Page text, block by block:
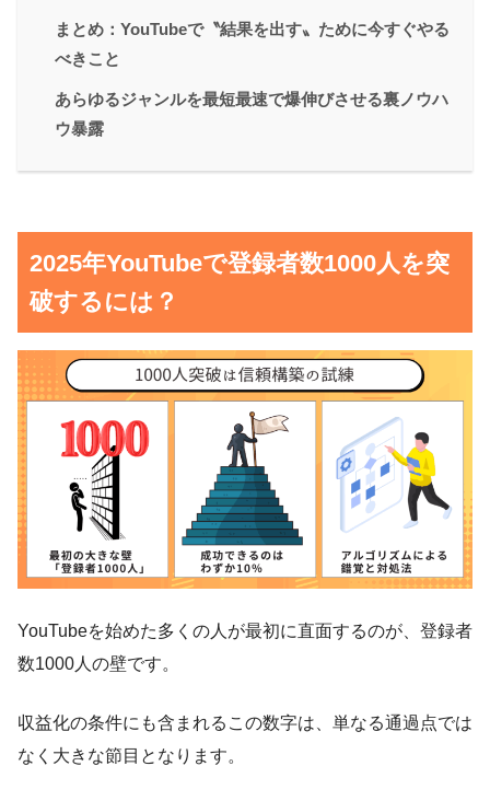
まとめ：YouTubeで〝結果を出す〟ために今すぐやる
べきこと
あらゆるジャンルを最短最速で爆伸びさせる裏ノウハ
ウ暴露
2025年YouTubeで登録者数1000人を突
破するには？
YouTubeを始めた多くの人が最初に直面するのが、登録者
数1000人の壁です。
収益化の条件にも含まれるこの数字は、単なる通過点では
なく大きな節目となります。